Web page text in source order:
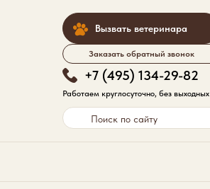
Вызвать ветеринара
Заказать обратный звонок
+7 (495) 134-29-82
Работаем круглосуточно, без выходных